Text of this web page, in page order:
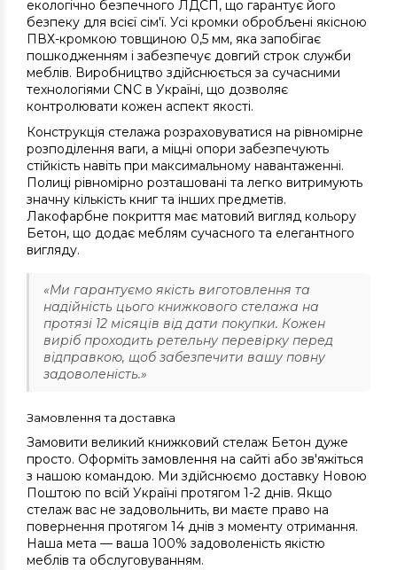
екологічно безпечного ЛДСП, що гарантує його
безпеку для всієї сім'ї. Усі кромки обробљені якісною
ПВХ-кромкою товщиною 0,5 мм, яка запобігає
пошкодженням і забезпечує довгий строк служби
меблів. Виробництво здійснюється за сучасними
технологіями CNC в Україні, що дозволяє
контролювати кожен аспект якості.
Конструкція стелажа розраховуватися на рівномірне
розподілення ваги, а міцні опори забезпечують
стійкість навіть при максимальному навантаженні.
Полиці рівномірно розташовані та легко витримують
значну кількість книг та інших предметів.
Лакофарбне покриття має матовий вигляд кольору
Бетон, що додає меблям сучасного та елегантного
вигляду.
«Ми гарантуємо якість виготовлення та
надійність цього книжкового стелажа на
протязі 12 місяців від дати покупки. Кожен
виріб проходить ретельну перевірку перед
відправкою, щоб забезпечити вашу повну
задоволеність.»
Замовлення та доставка
Замовити великий книжковий стелаж Бетон дуже
просто. Оформіть замовлення на сайті або зв'яжіться
з нашою командою. Ми здійснюємо доставку Новою
Поштою по всій Україні протягом 1-2 днів. Якщо
стелаж вас не задовольнить, ви маєте право на
повернення протягом 14 днів з моменту отримання.
Наша мета — ваша 100% задоволеність якістю
меблів та обслуговуванням.